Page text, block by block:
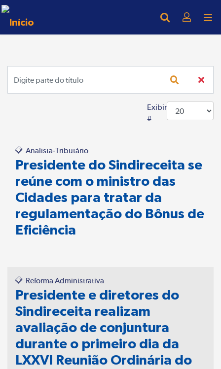
Exibir
#
Analista-Tributário
Presidente do Sindireceita se
reúne com o ministro das
Cidades para tratar da
regulamentação do Bônus de
Eficiência
Reforma Administrativa
Presidente e diretores do
Sindireceita realizam
avaliação de conjuntura
durante o primeiro dia da
LXXVI Reunião Ordinária do